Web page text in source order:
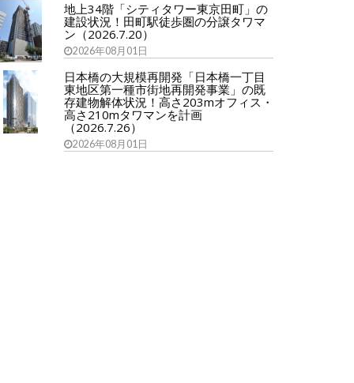
地上34階「シティタワー東京田町」の
建設状況！田町駅徒歩圏の分譲タワマ
ン（2026.7.20）
2026年08月01日
日本橋の大規模再開発「日本橋一丁目
東地区第一種市街地再開発事業」の既
存建物解体状況！高さ203mオフィス・
高さ210mタワマンを計画
（2026.7.26）
2026年08月01日